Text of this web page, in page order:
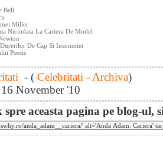
Bell
Miller
Niciodata La Cariera De Model
De Cap Si Insomniei
Poetic
- ( Celebritati - Archiva)
16 November '10
aceasta pagina pe blog-ul,